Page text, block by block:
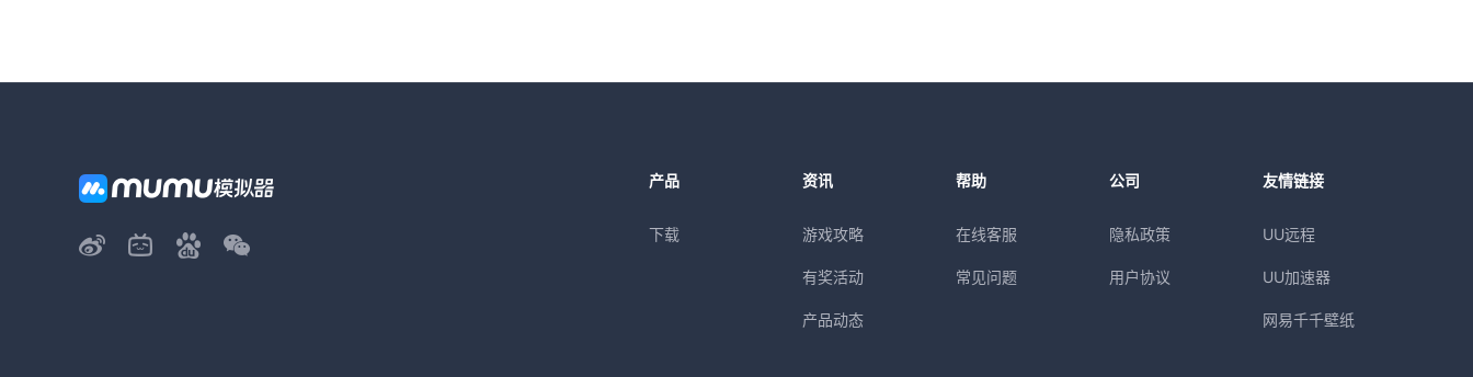
产品
下载
资讯
游戏攻略
有奖活动
产品动态
帮助
在线客服
常见问题
公司
隐私政策
用户协议
友情链接
UU远程
UU加速器
网易千千壁纸